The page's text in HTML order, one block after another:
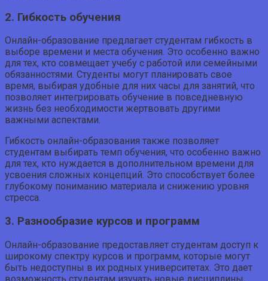
2. Гибкость обучения
Онлайн-образование предлагает студентам гибкость в
выборе времени и места обучения. Это особенно важно
для тех, кто совмещает учебу с работой или семейными
обязанностями. Студенты могут планировать свое
время, выбирая удобные для них часы для занятий, что
позволяет интегрировать обучение в повседневную
жизнь без необходимости жертвовать другими
важными аспектами.
Гибкость онлайн-образования также позволяет
студентам выбирать темп обучения, что особенно важно
для тех, кто нуждается в дополнительном времени для
усвоения сложных концепций. Это способствует более
глубокому пониманию материала и снижению уровня
стресса.
3. Разнообразие курсов и программ
Онлайн-образование предоставляет студентам доступ к
широкому спектру курсов и программ, которые могут
быть недоступны в их родных университетах. Это дает